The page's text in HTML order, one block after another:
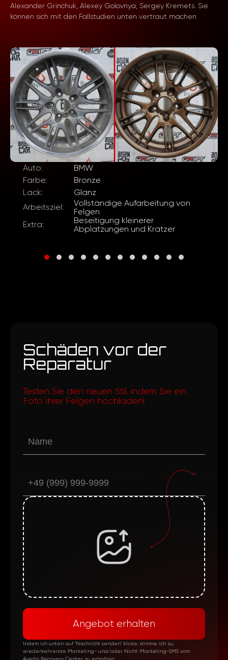
Alexander Grinchuk, Alexey Golovnya, Sergey Kremets. Sie
können sich mit den Fallstudien unten vertraut machen
Auto:
BMW
Farbe:
Bronze
Lack:
Glanz
Arbeitsziel:
Vollständige Aufarbeitung von
Felgen
Extra:
Beseitigung kleinerer
Abplatzungen und Kratzer
Schäden vor der
Reparatur
Testen Sie den neuen Stil, indem Sie ein
Foto Ihrer Felgen hochladen!
Angebot erhalten
Indem ich unten auf "Nachricht senden" klicke, stimme ich zu,
wiederkehrende Marketing- und/oder Nicht-Marketing-SMS vom
Avedis Recovery Center zu erhalten.